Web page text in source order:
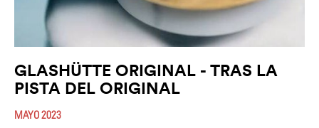
GLASHÜTTE ORIGINAL - TRAS LA
PISTA DEL ORIGINAL
MAYO 2023